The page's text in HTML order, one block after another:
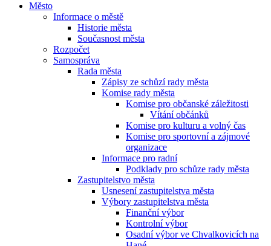
Město
Informace o městě
Historie města
Současnost města
Rozpočet
Samospráva
Rada města
Zápisy ze schůzí rady města
Komise rady města
Komise pro občanské záležitosti
Vítání občánků
Komise pro kulturu a volný čas
Komise pro sportovní a zájmové
organizace
Informace pro radní
Podklady pro schůze rady města
Zastupitelstvo města
Usnesení zastupitelstva města
Výbory zastupitelstva města
Finanční výbor
Kontrolní výbor
Osadní výbor ve Chvalkovicích na